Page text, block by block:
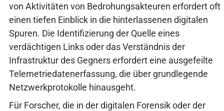
von Aktivitäten von Bedrohungsakteuren erfordert oft
einen tiefen Einblick in die hinterlassenen digitalen
Spuren. Die Identifizierung der Quelle eines
verdächtigen Links oder das Verständnis der
Infrastruktur des Gegners erfordert eine ausgefeilte
Telemetriedatenerfassung, die über grundlegende
Netzwerkprotokolle hinausgeht.
Für Forscher, die in der digitalen Forensik oder der